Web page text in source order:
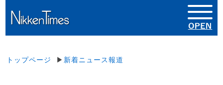
トップページ ▶ 新着ニュース報道